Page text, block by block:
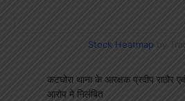
Stock Heatmap by
कटघोरा थाना के आरक्षक प्रदीप राठौर
आरोप मे निलंबित